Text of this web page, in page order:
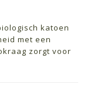
katoen
met een
zorgt voor
die ontspannen